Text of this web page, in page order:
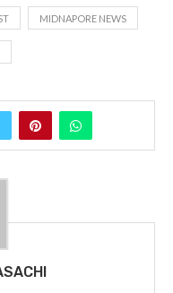
MIDNAPORE NEWS